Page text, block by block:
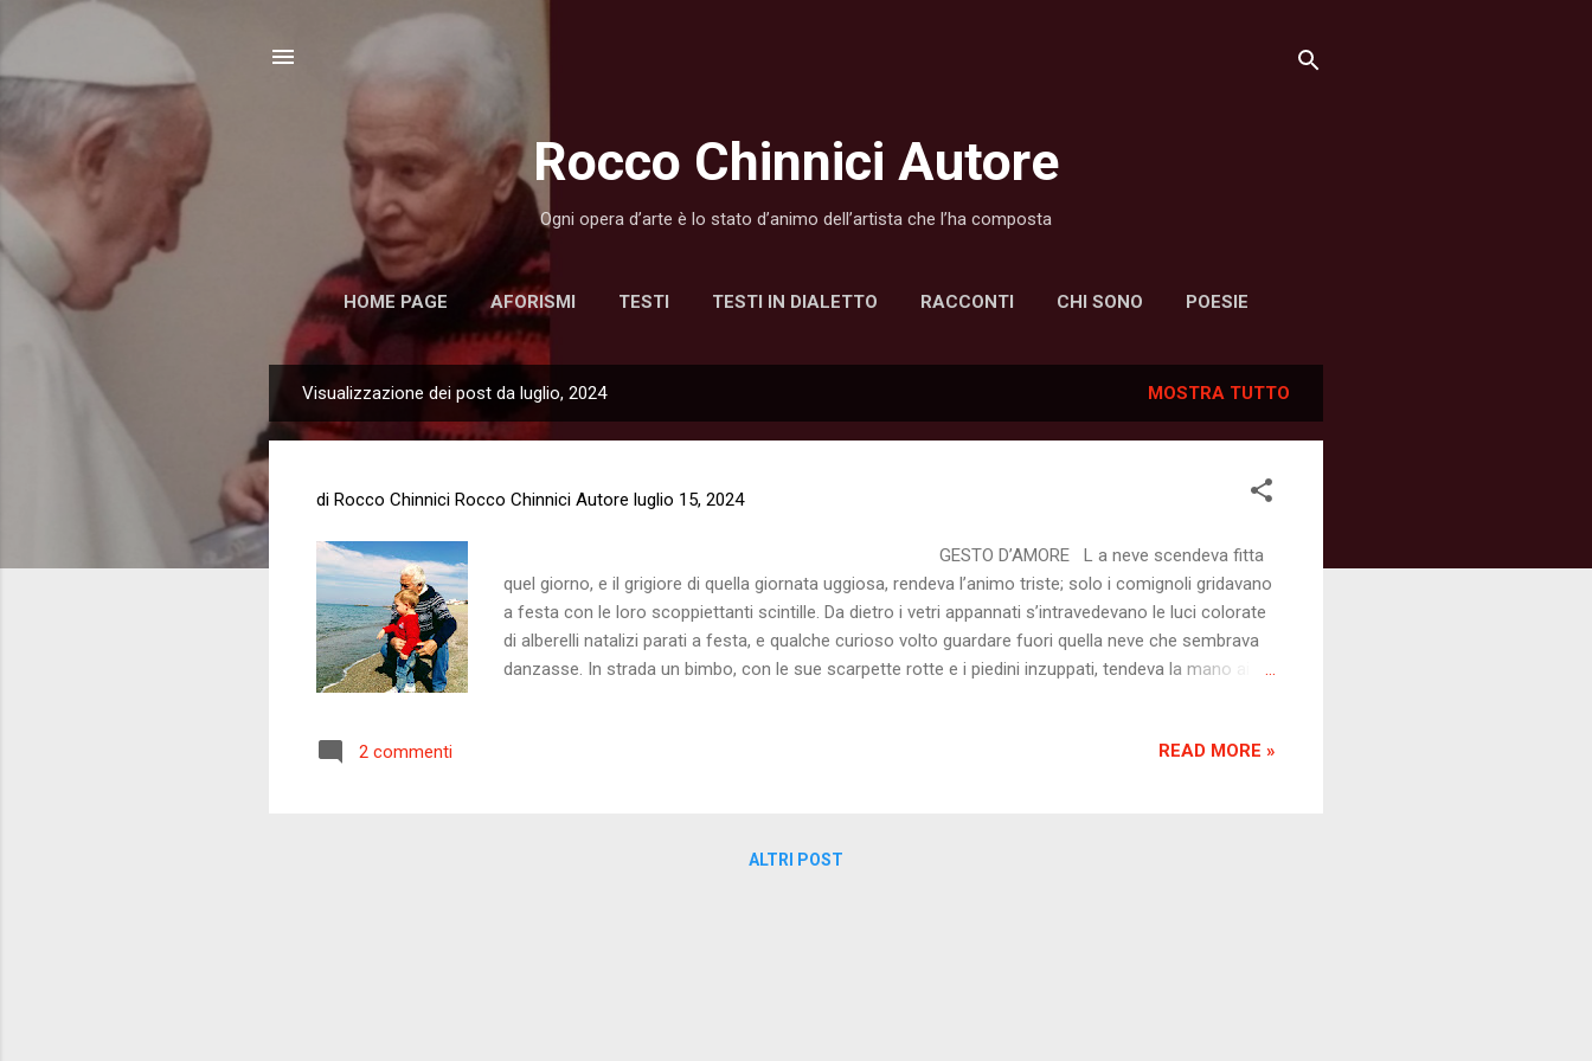
Rocco Chinnici Autore
Ogni opera d’arte è lo stato d’animo dell’artista che l’ha composta
HOME PAGE AFORISMI TESTI TESTI IN DIALETTO RACCONTI CHI SONO POESIE
o
Visualizzazione dei post da luglio, 2024 MOSTRA TUTTO
di Rocco Chinnici Rocco Chinnici Autore luglio 15, 2024
GESTO D’AMORE L a neve scendeva fitta
quel giorno, e il grigiore di quella giornata uggiosa, rendeva l’animo triste; solo i comignoli gridavano
a festa con le loro scoppiettanti scintille. Da dietro i vetri appannati s’intravedevano le luci colorate
di alberelli natalizi parati a festa, e qualche curioso volto guardare fuori quella neve che sembrava
danzasse. In strada un bimbo, con le sue scarpette rotte e i piedini inzuppati, tendeva la mano ai
2 commenti READ MORE »
ALTRI POST